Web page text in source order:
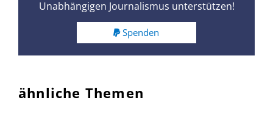
Unabhängigen Journalismus unterstützen!
Spenden
ähnliche Themen